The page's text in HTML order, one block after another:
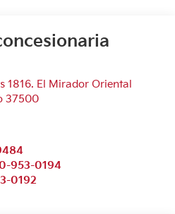
1816. El Mirador Oriental
37500
953-0194
0192